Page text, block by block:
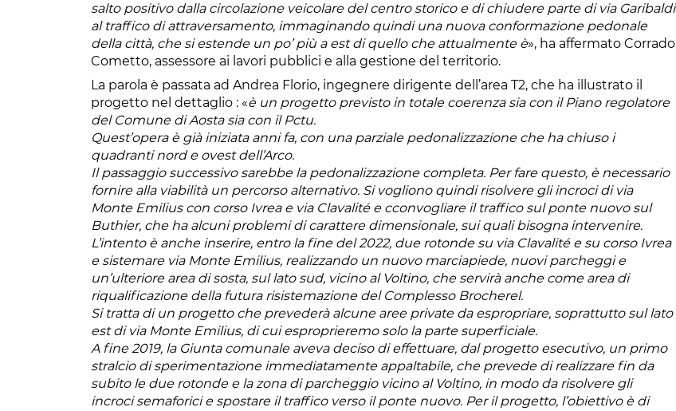
salto positivo dalla circolazione veicolare del centro storico e di chiudere parte di via Garibaldi
al traffico di attraversamento, immaginando quindi una nuova conformazione pedonale
della città, che si estende un po’ più a est di quello che attualmente è», ha affermato Corrado
Cometto, assessore ai lavori pubblici e alla gestione del territorio.
La parola è passata ad Andrea Florio, ingegnere dirigente dell’area T2, che ha illustrato il
progetto nel dettaglio : «è un progetto previsto in totale coerenza sia con il Piano regolatore
del Comune di Aosta sia con il Pctu.
Quest’opera è già iniziata anni fa, con una parziale pedonalizzazione che ha chiuso i
quadranti nord e ovest dell’Arco.
Il passaggio successivo sarebbe la pedonalizzazione completa. Per fare questo, è necessario
fornire alla viabilità un percorso alternativo. Si vogliono quindi risolvere gli incroci di via
Monte Emilius con corso Ivrea e via Clavalité e cconvogliare il traffico sul ponte nuovo sul
Buthier, che ha alcuni problemi di carattere dimensionale, sui quali bisogna intervenire.
L’intento è anche inserire, entro la fine del 2022, due rotonde su via Clavalité e su corso Ivrea
e sistemare via Monte Emilius, realizzando un nuovo marciapiede, nuovi parcheggi e
un’ulteriore area di sosta, sul lato sud, vicino al Voltino, che servirà anche come area di
riqualificazione della futura risistemazione del Complesso Brocherel.
Si tratta di un progetto che prevederà alcune aree private da espropriare, soprattutto sul lato
est di via Monte Emilius, di cui esproprieremo solo la parte superficiale.
A fine 2019, la Giunta comunale aveva deciso di effettuare, dal progetto esecutivo, un primo
stralcio di sperimentazione immediatamente appaltabile, che prevede di realizzare fin da
subito le due rotonde e la zona di parcheggio vicino al Voltino, in modo da risolvere gli
incroci semaforici e spostare il traffico verso il ponte nuovo. Per il progetto, l’obiettivo è di